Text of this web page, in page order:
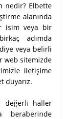
nedir? Elbette
alanında
isim veya bir
adımda
veya belirli
web sitemizde
iletişime
duyarız.
değerli haller
beraberinde